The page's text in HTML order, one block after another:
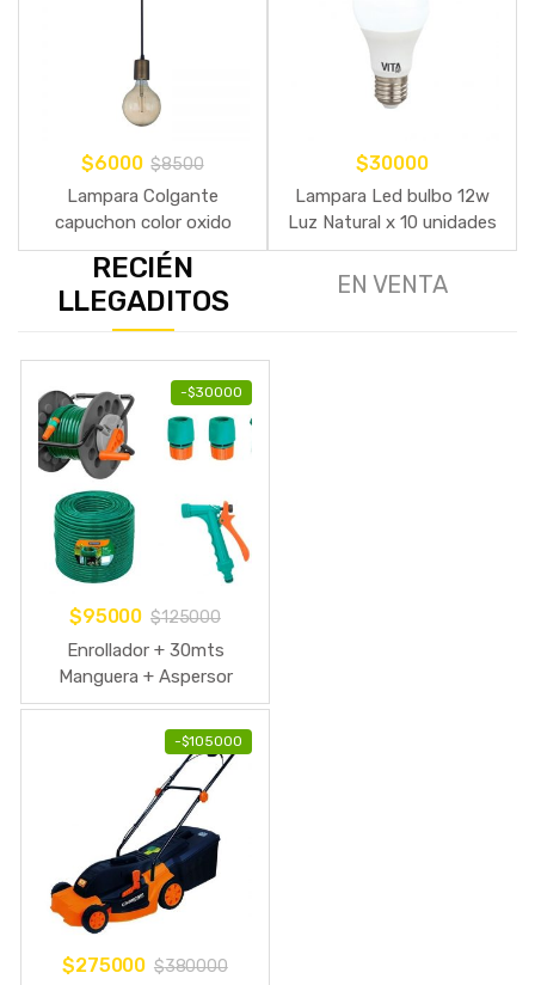
$6000 $8500
Lampara Colgante
capuchon color oxido
$30000
Lampara Led bulbo 12w
Luz Natural x 10 unidades
RECIÉN
LLEGADITOS
EN VENTA
-$30000
$95000 $125000
Enrollador + 30mts
Manguera + Aspersor
Riego Tramontina
-$105000
$275000 $380000